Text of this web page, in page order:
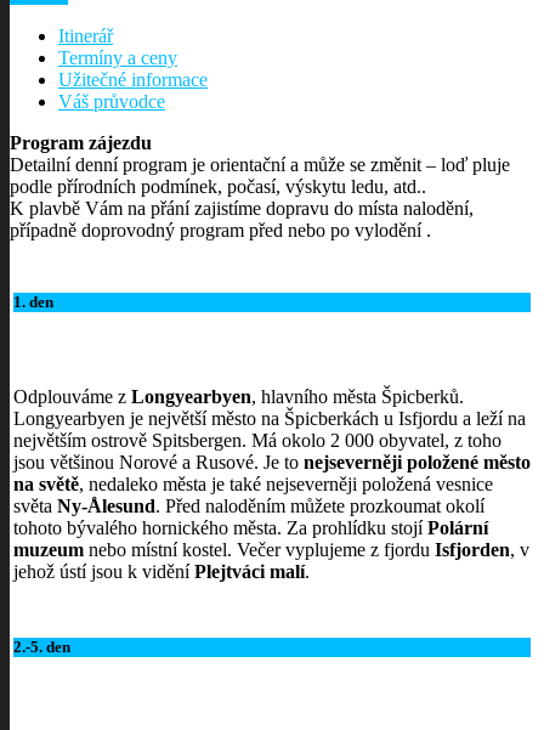
Itinerář
Termíny a ceny
Užitečné informace
Váš průvodce
Program zájezdu
Detailní denní program je orientační a může se změnit – loď pluje
podle přírodních podmínek, počasí, výskytu ledu, atd..
K plavbě Vám na přání zajistíme dopravu do místa nalodění,
případně doprovodný program před nebo po vylodění .
1. den
Odplouváme z Longyearbyen, hlavního města Špicberků.
Longyearbyen je největší město na Špicberkách u Isfjordu a leží na
největším ostrově Spitsbergen. Má okolo 2 000 obyvatel, z toho
jsou většinou Norové a Rusové. Je to nejseverněji položené město
na světě, nedaleko města je také nejseverněji položená vesnice
světa Ny-Ålesund. Před naloděním můžete prozkoumat okolí
tohoto bývalého hornického města. Za prohlídku stojíPolární
muzeum nebo místní kostel. Večer vyplujeme z fjordu Isfjorden, v
jehož ústí jsou k viděníPlejtváci malí.
2.-5. den